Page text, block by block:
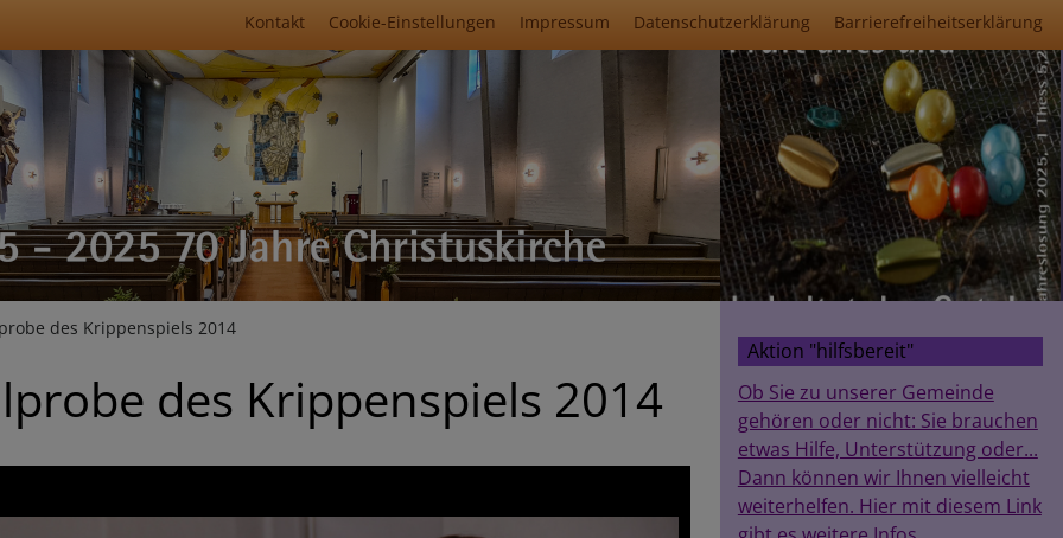
Fußbereichsmenü
Kontakt Cookie-Einstellungen Impressum Datenschutzerklärung Barrierefreiheitserklärung
des Krippenspiels 2014
des Krippenspiels 2014
Aktion "hilfsbereit"
Ob Sie zu unserer Gemeinde
gehören oder nicht: Sie brauchen
etwas Hilfe, Unterstützung oder...
Dann können wir Ihnen vielleicht
weiterhelfen. Hier mit diesem Link